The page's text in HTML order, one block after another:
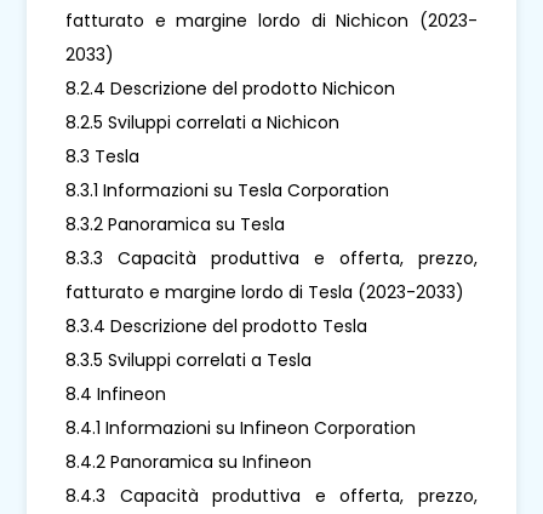
fatturato e margine lordo di Nichicon (2023-
2033)
8.2.4 Descrizione del prodotto Nichicon
8.2.5 Sviluppi correlati a Nichicon
8.3 Tesla
8.3.1 Informazioni su Tesla Corporation
8.3.2 Panoramica su Tesla
8.3.3 Capacità produttiva e offerta, prezzo,
fatturato e margine lordo di Tesla (2023-2033)
8.3.4 Descrizione del prodotto Tesla
8.3.5 Sviluppi correlati a Tesla
8.4 Infineon
8.4.1 Informazioni su Infineon Corporation
8.4.2 Panoramica su Infineon
8.4.3 Capacità produttiva e offerta, prezzo,